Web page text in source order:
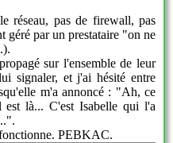
réseau, pas de firewall, pas
géré par un prestataire "on ne
sur l'ensemble de leur
signaler, et j'ai hésité entre
m'a annoncé : "Ah, ce
là... C'est Isabelle qui l'a
PEBKAC.